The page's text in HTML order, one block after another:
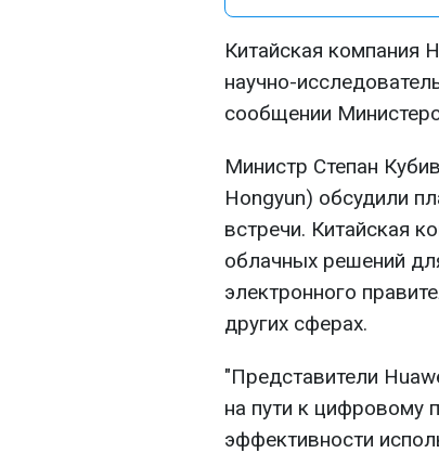
Китайская компания
научно-
сообщении
Министр Степан
Hongyun) обсудили
встречи. Китайская
облачных решений
электронного
других сферах.
"Представители
на пути к цифровому
эффективности